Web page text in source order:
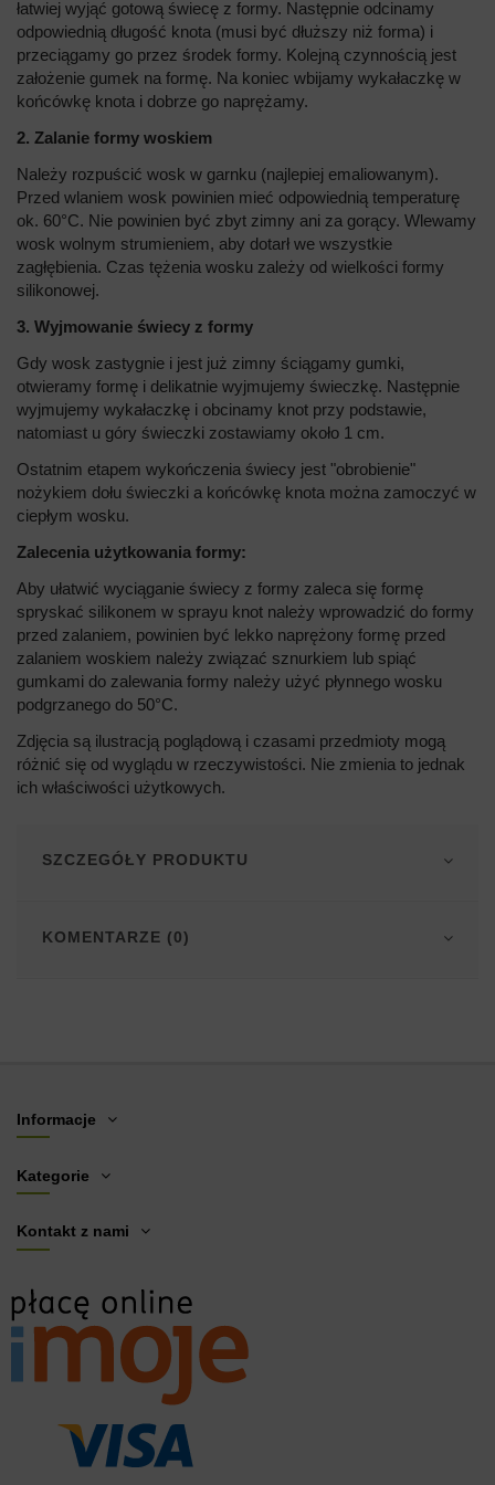
łatwiej wyjąć gotową świecę z formy. Następnie odcinamy
odpowiednią długość knota (musi być dłuższy niż forma) i
przeciągamy go przez środek formy. Kolejną czynnością jest
założenie gumek na formę. Na koniec wbijamy wykałaczkę w
końcówkę knota i dobrze go naprężamy.
2. Zalanie formy woskiem
Należy rozpuścić wosk w garnku (najlepiej emaliowanym).
Przed wlaniem wosk powinien mieć odpowiednią temperaturę
ok. 60°C. Nie powinien być zbyt zimny ani za gorący. Wlewamy
wosk wolnym strumieniem, aby dotarł we wszystkie
zagłębienia. Czas tężenia wosku zależy od wielkości formy
silikonowej.
3. Wyjmowanie świecy z formy
Gdy wosk zastygnie i jest już zimny ściągamy gumki,
otwieramy formę i delikatnie wyjmujemy świeczkę. Następnie
wyjmujemy wykałaczkę i obcinamy knot przy podstawie,
natomiast u góry świeczki zostawiamy około 1 cm.
Ostatnim etapem wykończenia świecy jest "obrobienie"
nożykiem dołu świeczki a końcówkę knota można zamoczyć w
ciepłym wosku.
Zalecenia użytkowania formy:
Aby ułatwić wyciąganie świecy z formy zaleca się formę
spryskać silikonem w sprayu knot należy wprowadzić do formy
przed zalaniem, powinien być lekko naprężony formę przed
zalaniem woskiem należy związać sznurkiem lub spiąć
gumkami do zalewania formy należy użyć płynnego wosku
podgrzanego do 50°C.
Zdjęcia są ilustracją poglądową i czasami przedmioty mogą
różnić się od wyglądu w rzeczywistości. Nie zmienia to jednak
ich właściwości użytkowych.
SZCZEGÓŁY PRODUKTU
KOMENTARZE (0)
Informacje
Kategorie
Kontakt z nami